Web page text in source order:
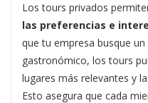
Los tours privados
las preferencias e
que tu empresa busque
gastronómico, los tours
lugares más relevantes y
Esto asegura que cada